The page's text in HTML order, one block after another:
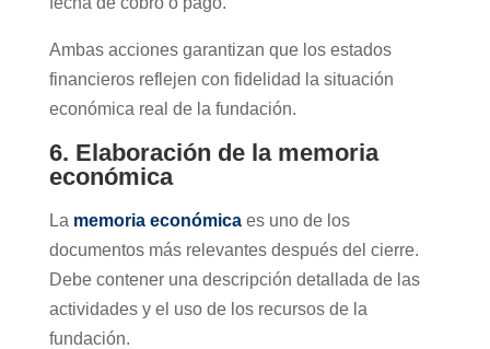
Ambas acciones garantizan que los estados
financieros reflejen con fidelidad la situación
económica real de la fundación.
6. Elaboración de la memoria
económica
La memoria económicaes uno de los
documentos más relevantes después del cierre.
Debe contener una descripción detallada de las
actividades y el uso de los recursos de la
fundación.